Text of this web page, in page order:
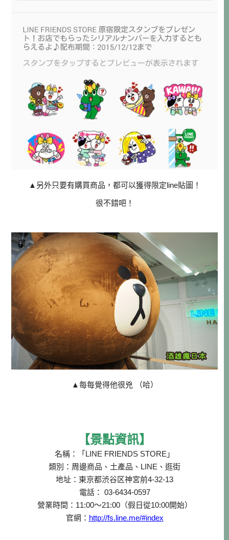
▲ 另外只要有購買商品，都可以獲得限定line貼圖！
很不錯吧！
▲每每覺得他很兇 （哈）
【景點資訊】
名稱：「LINE FRIENDS STORE」
類別：周邊商品、土產品、LINE、逛街
地址：東京都渋谷区神宮前4-32-13
電話： 03-6434-0597
營業時間：11:00～21:00（假日從10:00開始）
官網： http://fs.line.me/#index